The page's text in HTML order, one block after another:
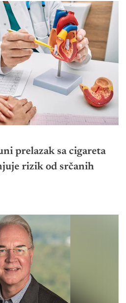
prelazak sa cigareta
rizik od srčanih